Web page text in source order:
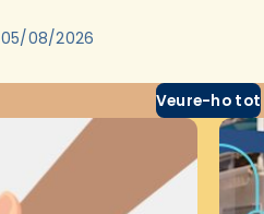
través del cinema, reflexionar
05/08/2026
Veure-ho tot